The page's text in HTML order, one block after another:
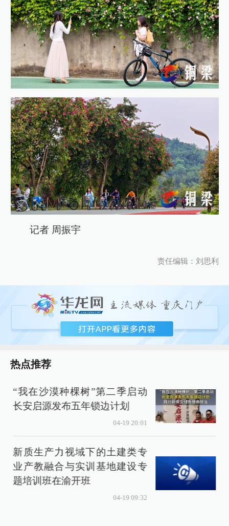
记者 周振宇
责任编辑：刘思利
热点推荐
“我在沙漠种棵树”第二季启动
长安启源发布五年锁边计划
04-19 20:01
新质生产力视域下的土建类专
业产教融合与实训基地建设专
题培训班在渝开班
04-19 09:32